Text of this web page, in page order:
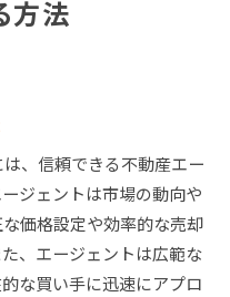
方法
、信頼できる不動産エー
ジェントは市場の動向や
価格設定や効率的な売却
、エージェントは広範な
な買い手に迅速にアプロ